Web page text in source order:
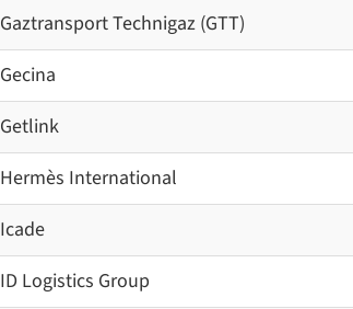
Gaztransport Technigaz (GTT)
Gecina
Getlink
Hermès International
Icade
ID Logistics Group